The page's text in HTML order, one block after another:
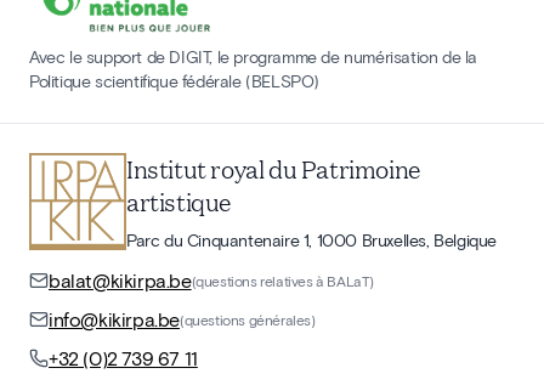
Avec le support de DIGIT, le programme de numérisation de la
Politique scientifique fédérale (BELSPO)
Institut royal du Patrimoine
artistique
Parc du Cinquantenaire 1, 1000 Bruxelles, Belgique
balat@kikirpa.be(questions relatives à BALaT)
info@kikirpa.be(questions générales)
+32 (0)2 739 67 11